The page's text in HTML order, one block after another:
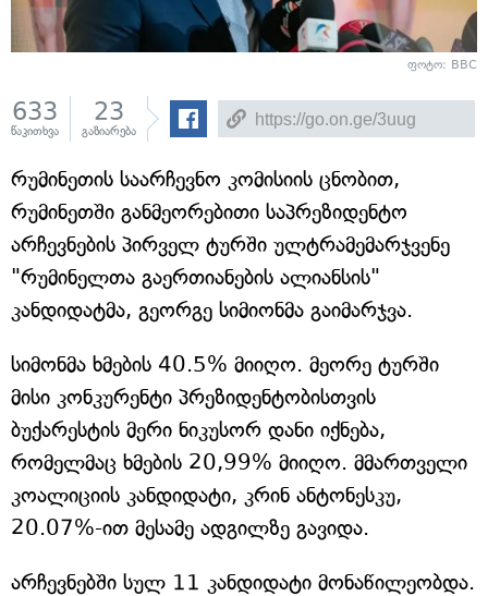
ფოტო: BBC
633
წაკითხვა
23
გაზიარება
რუმინეთის საარჩევნო კომისიის ცნობით,
რუმინეთში განმეორებითი საპრეზიდენტო
არჩევნების პირველ ტურში ულტრამემარჯვენე
"რუმინელთა გაერთიანების ალიანსის"
კანდიდატმა, გეორგე სიმიონმა გაიმარჯვა.
სიმონმა ხმების 40.5% მიიღო. მეორე ტურში
მისი კონკურენტი პრეზიდენტობისთვის
ბუქარესტის მერი ნიკუსორ დანი იქნება,
რომელმაც ხმების 20,99% მიიღო. მმართველი
კოალიციის კანდიდატი, კრინ ანტონესკუ,
20.07%-ით მესამე ადგილზე გავიდა.
არჩევნებში სულ 11 კანდიდატი მონაწილეობდა.